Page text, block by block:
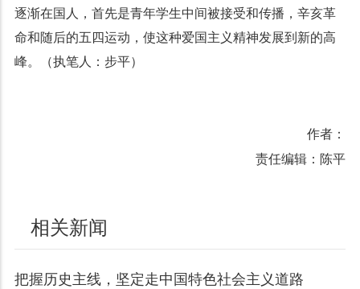
逐渐在国人，首先是青年学生中间被接受和传播，辛亥革
命和随后的五四运动，使这种爱国主义精神发展到新的高
峰。（执笔人：步平）
作者：
责任编辑：陈平
相关新闻
把握历史主线，坚定走中国特色社会主义道路